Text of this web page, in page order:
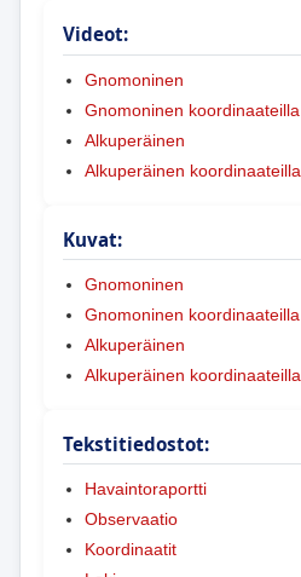
Videot:
Gnomoninen
Gnomoninen koordinaateilla
Alkuperäinen
Alkuperäinen koordinaateilla
Kuvat:
Gnomoninen
Gnomoninen koordinaateilla
Alkuperäinen
Alkuperäinen koordinaateilla
Tekstitiedostot:
Havaintoraportti
Observaatio
Koordinaatit